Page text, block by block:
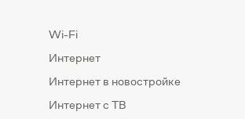
Wi-Fi
Интернет
Интернет в новостройке
Интернет с ТВ